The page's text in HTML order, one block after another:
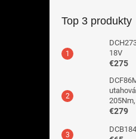
Top 3 produkty
18V
€275
€279
DCB184